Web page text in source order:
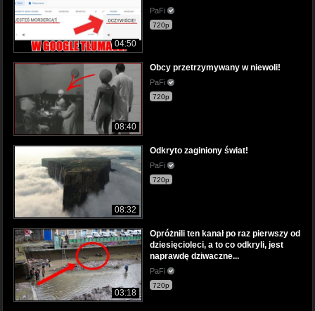
04:50
PaFi
720p
08:40
Obcy przetrzymywany w niewoli!
PaFi
720p
08:32
Odkryto zaginiony świat!
PaFi
720p
03:18
Opróżnili ten kanał po raz pierwszy od
dziesięcioleci, a to co odkryli, jest
naprawdę dziwaczne...
PaFi
720p